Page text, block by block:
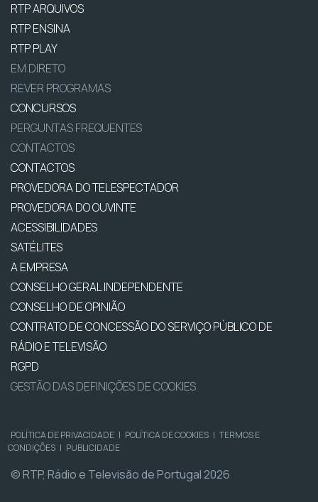
RTP ARQUIVOS
RTP ENSINA
RTP PLAY
EM DIRETO
REVER PROGRAMAS
CONCURSOS
PERGUNTAS FREQUENTES
CONTACTOS
CONTACTOS
PROVEDORA DO TELESPECTADOR
PROVEDORA DO OUVINTE
ACESSIBILIDADES
SATÉLITES
A EMPRESA
CONSELHO GERAL INDEPENDENTE
CONSELHO DE OPINIÃO
CONTRATO DE CONCESSÃO DO SERVIÇO PÚBLICO DE
RÁDIO E TELEVISÃO
RGPD
GESTÃO DAS DEFINIÇÕES DE COOKIES
POLÍTICA DE PRIVACIDADE | POLÍTICA DE COOKIES | TERMOS E
CONDIÇÕES | PUBLICIDADE
© RTP, Rádio e Televisão de Portugal 2026